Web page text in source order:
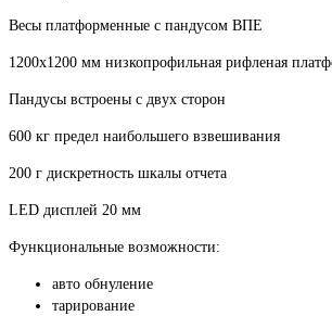
Весы платформенные с пандусом ВПЕ
1200х1200 мм низкопрофильная рифленая
Пандусы встроены с двух сторон
600 кг предел наибольшего взвешивания
200 г дискретность шкалы отчета
LED дисплей 20 мм
Функциональные возможности:
авто обнуление
тарирование